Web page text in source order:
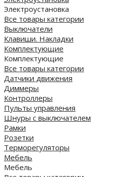
Электроустановка
Все товары категории
Выключатели
Клавиши. Накладки
Комплектующие
Комплектующие
Все товары категории
Датчики движения
Диммеры
Контроллеры
Пульты управления
Шнуры с выключателем
Рамки
Розетки
Терморегуляторы
Мебель
Мебель